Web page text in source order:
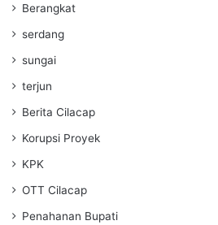
Berangkat
serdang
sungai
terjun
Berita Cilacap
Korupsi Proyek
KPK
OTT Cilacap
Penahanan Bupati